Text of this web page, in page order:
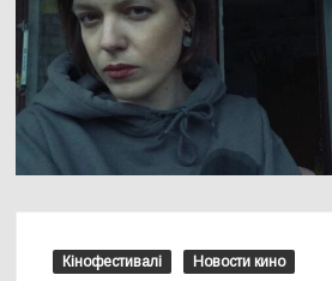
Кінофестивалі Новости кино